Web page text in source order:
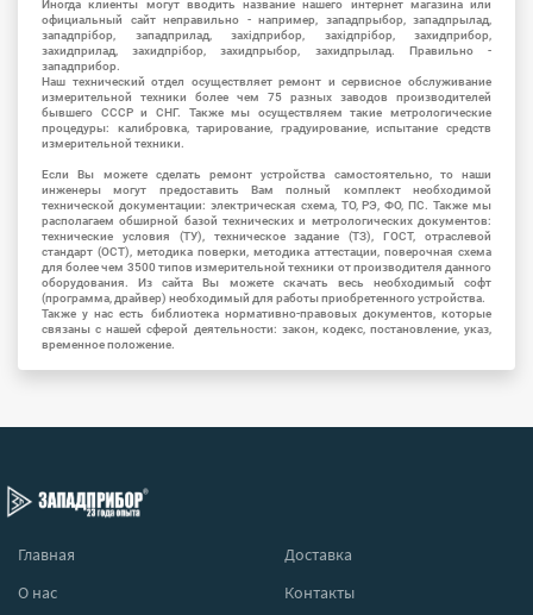
Иногда клиенты могут вводить название нашего интернет магазина или
официальный сайт неправильно - например, западпрыбор, западпрылад,
западпрібор, западприлад, західприбор, західпрібор, захидприбор,
захидприлад, захидпрібор, захидпрыбор, захидпрылад. Правильно -
западприбор.
Наш технический отдел осуществляет ремонт и сервисное обслуживание
измерительной техники более чем 75 разных заводов производителей
бывшего СССР и СНГ. Также мы осуществляем такие метрологические
процедуры: калибровка, тарирование, градуирование, испытание средств
измерительной техники.
Если Вы можете сделать ремонт устройства самостоятельно, то наши
инженеры могут предоставить Вам полный комплект необходимой
технической документации: электрическая схема, ТО, РЭ, ФО, ПС. Также мы
располагаем обширной базой технических и метрологических документов:
технические условия (ТУ), техническое задание (ТЗ), ГОСТ, отраслевой
стандарт (ОСТ), методика поверки, методика аттестации, поверочная схема
для более чем 3500 типов измерительной техники от производителя данного
оборудования. Из сайта Вы можете скачать весь необходимый софт
(программа, драйвер) необходимый для работы приобретенного устройства.
Также у нас есть библиотека нормативно-правовых документов, которые
связаны с нашей сферой деятельности: закон, кодекс, постановление, указ,
временное положение.
Главная
Доставка
О нас
Контакты